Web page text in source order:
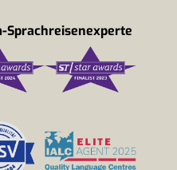
Sprachreisenexperte